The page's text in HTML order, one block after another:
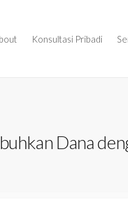
Konsultasi Pribadi
Dana